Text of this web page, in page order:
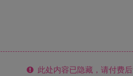
此处内容已隐藏，请付费